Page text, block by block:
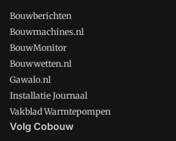
Bouwberichten
Bouwmachines.nl
BouwMonitor
Bouwwetten.nl
Gawalo.nl
Installatie Journaal
Vakblad Warmtepompen
Volg Cobouw